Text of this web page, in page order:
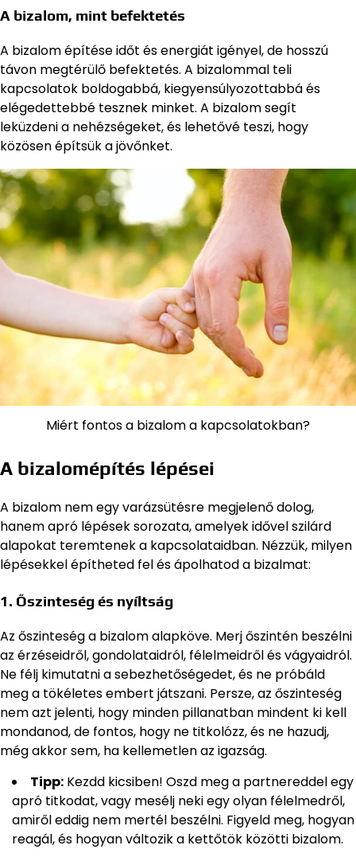
A bizalom, mint befektetés
A bizalom építése időt és energiát igényel, de hosszú
távon megtérülő befektetés. A bizalommal teli
kapcsolatok boldogabbá, kiegyensúlyozottabbá és
elégedettebbé tesznek minket. A bizalom segít
leküzdeni a nehézségeket, és lehetővé teszi, hogy
közösen építsük a jövőnket.
Miért fontos a bizalom a kapcsolatokban?
A bizalomépítés lépései
A bizalom nem egy varázsütésre megjelenő dolog,
hanem apró lépések sorozata, amelyek idővel szilárd
alapokat teremtenek a kapcsolataidban. Nézzük, milyen
lépésekkel építheted fel és ápolhatod a bizalmat:
1. Őszinteség és nyíltság
Az őszinteség a bizalom alapköve. Merj őszintén beszélni
az érzéseidről, gondolataidról, félelmeidről és vágyaidról.
Ne félj kimutatni a sebezhetőségedet, és ne próbáld
meg a tökéletes embert játszani. Persze, az őszinteség
nem azt jelenti, hogy minden pillanatban mindent ki kell
mondanod, de fontos, hogy ne titkolózz, és ne hazudj,
még akkor sem, ha kellemetlen az igazság.
Tipp: Kezdd kicsiben! Oszd meg a partnereddel egy
apró titkodat, vagy mesélj neki egy olyan félelmedről,
amiről eddig nem mertél beszélni. Figyeld meg, hogyan
reagál, és hogyan változik a kettőtök közötti bizalom.